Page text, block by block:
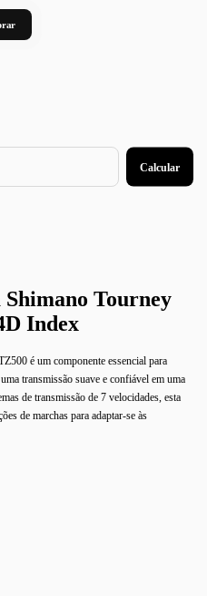
Calcular
Tourney
Index
é um componente essencial para
transmissão suave e confiável em uma
de transmissão de 7 velocidades, esta
de marchas para adaptar-se às